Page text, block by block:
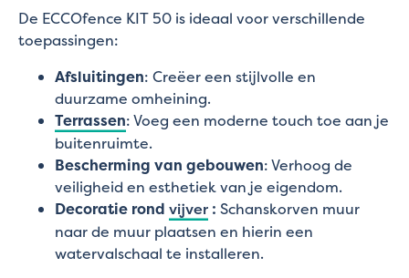
De ECCOfence KIT 50 is ideaal voor verschillende
toepassingen:
Afsluitingen: Creëer een stijlvolle en
duurzame omheining.
Terrassen: Voeg een moderne touch toe aan je
buitenruimte.
Bescherming van gebouwen: Verhoog de
veiligheid en esthetiek van je eigendom.
Decoratie rond vijver : Schanskorven muur
naar de muur plaatsen en hierin een
watervalschaal te installeren.